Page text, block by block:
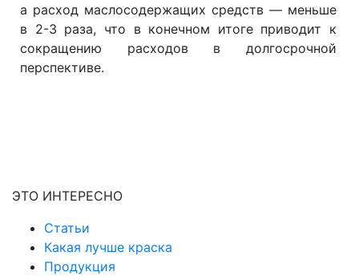
а расход маслосодержащих средств — меньше
в 2-3 раза, что в конечном итоге приводит к
сокращению расходов в долгосрочной
перспективе.
ЭТО ИНТЕРЕСНО
Статьи
Какая лучше краска
Продукция